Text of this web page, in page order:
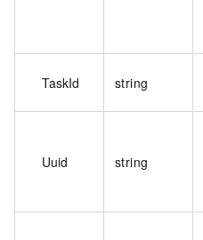
TaskId string
Uuid string